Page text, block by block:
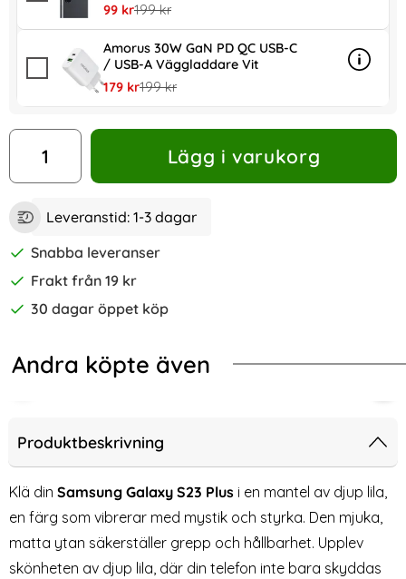
rea pris
99 krtidigare pris
199 kr
Amorus 30W GaN PD QC USB-C
/ USB-A Väggladdare Vit
rea pris
179 krtidigare pris
199 kr
Info
mer
antal
Lägg i varukorg
Leveranstid: 1-3 dagar
Snabba leveranser
Frakt från 19 kr
30 dagar öppet köp
Andra köpte även
CH MagSafe Matt Off White
Galaxy S23 Plus Fodral Fjäril RoséguldMagnetisk MagSafe Korthållare Blå
Produktbeskrivning
Klä din Samsung Galaxy S23 Plus i en mantel av djup lila,
en färg som vibrerar med mystik och styrka. Den mjuka,
matta ytan säkerställer grepp och hållbarhet. Upplev
skönheten av djup lila, där din telefon inte bara skyddas